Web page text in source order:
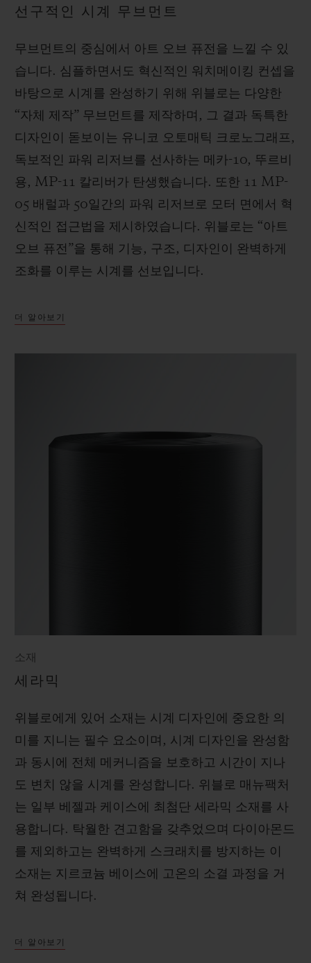
선구적인 시계 무브먼트
무브먼트의 중심에서 아트 오브 퓨전을 느낄 수 있
습니다. 심플하면서도 혁신적인 워치메이킹 컨셉을
바탕으로 시계를 완성하기 위해 위블로는 다양한
“자체 제작” 무브먼트를 제작하며, 그 결과 독특한
디자인이 돋보이는 유니코 오토매틱 크로노그래프,
독보적인 파워 리저브를 선사하는 메카-10, 뚜르비
용, MP-11 칼리버가 탄생했습니다. 또한 11 MP-
05 배럴과 50일간의 파워 리저브로 모터 면에서 혁
신적인 접근법을 제시하였습니다. 위블로는 “아트
오브 퓨전”을 통해 기능, 구조, 디자인이 완벽하게
조화를 이루는 시계를 선보입니다.
더 알아보기
소재
세라믹
위블로에게 있어 소재는 시계 디자인에 중요한 의
미를 지니는 필수 요소이며, 시계 디자인을 완성함
과 동시에 전체 메커니즘을 보호하고 시간이 지나
도 변치 않을 시계를 완성합니다. 위블로 매뉴팩처
는 일부 베젤과 케이스에 최첨단 세라믹 소재를 사
용합니다. 탁월한 견고함을 갖추었으며 다이아몬드
를 제외하고는 완벽하게 스크래치를 방지하는 이
소재는 지르코늄 베이스에 고온의 소결 과정을 거
쳐 완성됩니다.
더 알아보기